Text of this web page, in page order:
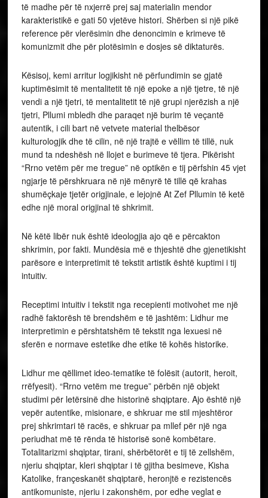
të madhe për të nxjerrë prej saj materialin mendor
karakteristikë e gati 50 vjetëve histori. Shërben si një pikë
reference për vlerësimin dhe denoncimin e krimeve të
komunizmit dhe për plotësimin e dosjes së diktaturës.
Kësisoj, kemi arritur logjikisht në përfundimin se gjatë
kuptimësimit të mentalitetit të një epoke a një tjetre, të një
vendi a një tjetri, të mentalitetit të një grupi njerëzish a një
tjetri, Pllumi mbledh dhe paraqet një burim të veçantë
autentik, i cili bart në vetvete material thelbësor
kulturologjik dhe të cilin, në një trajtë e vëllim të tillë, nuk
mund ta ndeshësh në llojet e burimeve të tjera. Pikërisht
“Rrno vetëm për me tregue” në optikën e tij përfshin 45 vjet
ngjarje të përshkruara në një mënyrë të tillë që krahas
shumëçkaje tjetër origjinale, e lejojnë At Zef Pllumin të ketë
edhe një moral origjinal të shkrimit.
Në këtë libër nuk është ideologjia ajo që e përcakton
shkrimin, por fakti. Mundësia më e thjeshtë dhe gjenetikisht
parësore e interpretimit të tekstit artistik është kuptimi i tij
intuitiv.
Receptimi intuitiv i tekstit nga recepienti motivohet me një
radhë faktorësh të brendshëm e të jashtëm: Lidhur me
interpretimin e përshtatshëm të tekstit nga lexuesi në
sferën e normave estetike dhe etike të kohës historike.
Lidhur me qëllimet ideo-tematike të folësit (autorit, heroit,
rrëfyesit). “Rrno vetëm me tregue” përbën një objekt
studimi për letërsinë dhe historinë shqiptare. Ajo është një
vepër autentike, misionare, e shkruar me stil mjeshtëror
prej shkrimtari të racës, e shkruar pa mllef për një nga
periudhat më të rënda të historisë sonë kombëtare.
Totalitarizmi shqiptar, tirani, shërbëtorët e tij të zellshëm,
njeriu shqiptar, kleri shqiptar i të gjitha besimeve, Kisha
Katolike, françeskanët shqiptarë, heronjtë e rezistencës
antikomuniste, njeriu i zakonshëm, por edhe veglat e